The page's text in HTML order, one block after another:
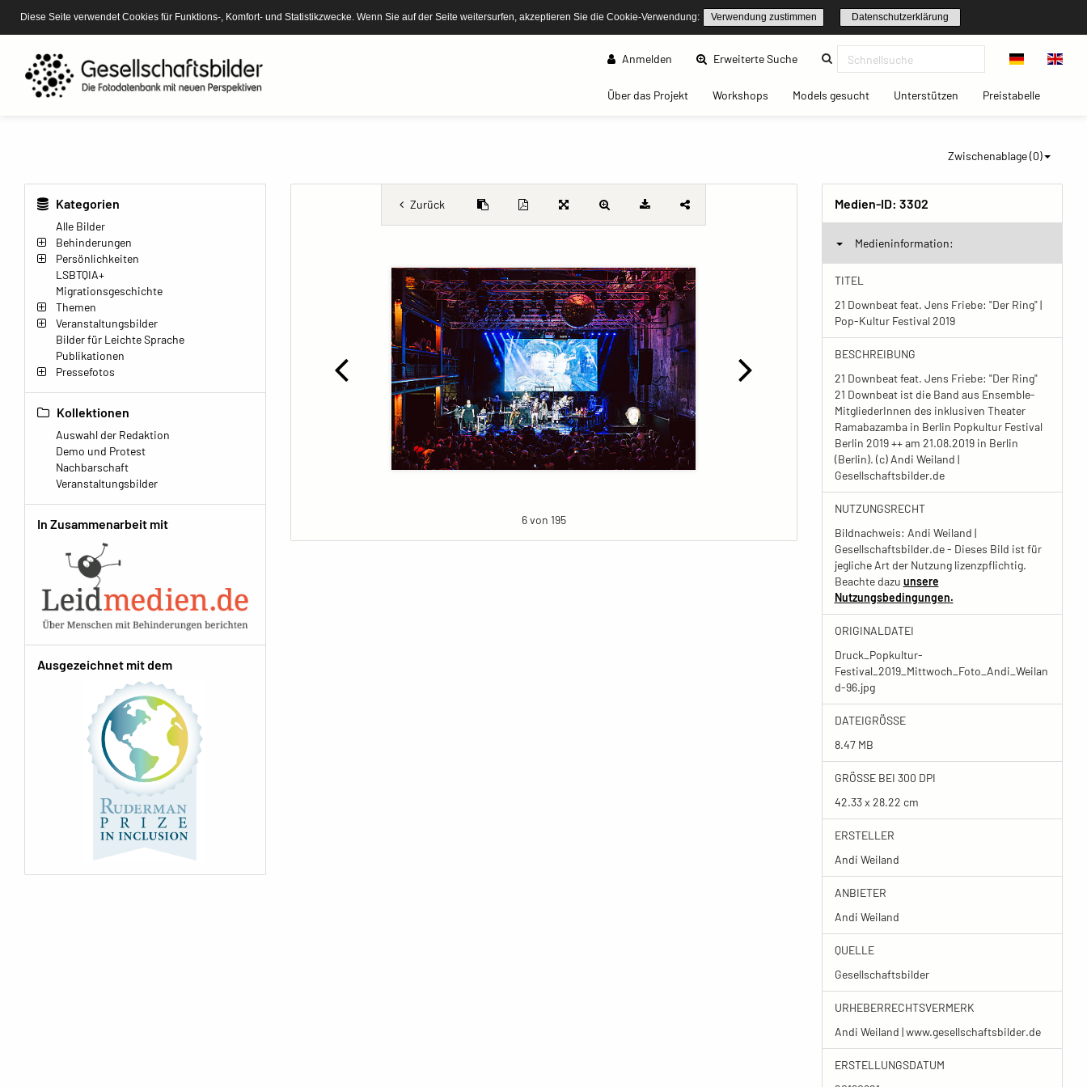
Diese Seite verwendet Cookies für Funktions-, Komfort- und Statistikzwecke. Wenn Sie auf der Seite weitersurfen, akzeptieren Sie die Cookie-Verwendung: Verwendung zustimmen Datenschutzerklärung
Anmelden Erweiterte Suche(current)
Über das Projekt(current)Workshops(current)Models gesucht(current)Unterstützen(current)Preistabelle(current)
Zwischenablage (0)
Kategorien
Alle Bilder
Behinderungen
Persönlichkeiten
LSBTQIA+
Migrationsgeschichte
Themen
Veranstaltungsbilder
Bilder für Leichte Sprache
Publikationen
Pressefotos
Kollektionen
Auswahl der Redaktion
Demo und Protest
Nachbarschaft
Veranstaltungsbilder
In Zusammenarbeit mit
Ausgezeichnet mit dem
Zurück
6 von 195
Medien-ID: 3302
Medieninformation:
TITEL
21 Downbeat feat. Jens Friebe: "Der Ring" |
Pop-Kultur Festival 2019
BESCHREIBUNG
21 Downbeat feat. Jens Friebe: "Der Ring"
21 Downbeat ist die Band aus Ensemble-
MitgliederInnen des inklusiven Theater
Ramabazamba in Berlin Popkultur Festival
Berlin 2019 ++ am 21.08.2019 in Berlin
(Berlin). (c) Andi Weiland |
Gesellschaftsbilder.de
NUTZUNGSRECHT
Bildnachweis: Andi Weiland |
Gesellschaftsbilder.de - Dieses Bild ist für
jegliche Art der Nutzung lizenzpflichtig.
Beachte dazu unsere
Nutzungsbedingungen.
ORIGINALDATEI
Druck_Popkultur-
Festival_2019_Mittwoch_Foto_Andi_Weilan
d-96.jpg
DATEIGRÖSSE
8.47 MB
GRÖSSE BEI 300 DPI
42.33 x 28.22 cm
ERSTELLER
Andi Weiland
ANBIETER
Andi Weiland
QUELLE
Gesellschaftsbilder
URHEBERRECHTSVERMERK
Andi Weiland | www.gesellschaftsbilder.de
ERSTELLUNGSDATUM